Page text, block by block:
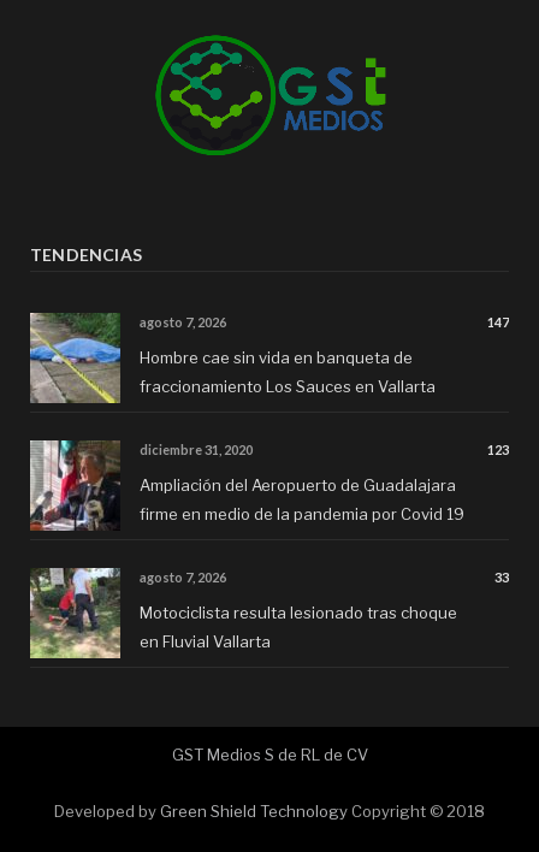
TENDENCIAS
agosto 7, 2026 147
Hombre cae sin vida en banqueta de
fraccionamiento Los Sauces en Vallarta
diciembre 31, 2020 123
Ampliación del Aeropuerto de Guadalajara
firme en medio de la pandemia por Covid 19
agosto 7, 2026 33
Motociclista resulta lesionado tras choque
en Fluvial Vallarta
GST Medios S de RL de CV
Developed by Green Shield Technology Copyright © 2018